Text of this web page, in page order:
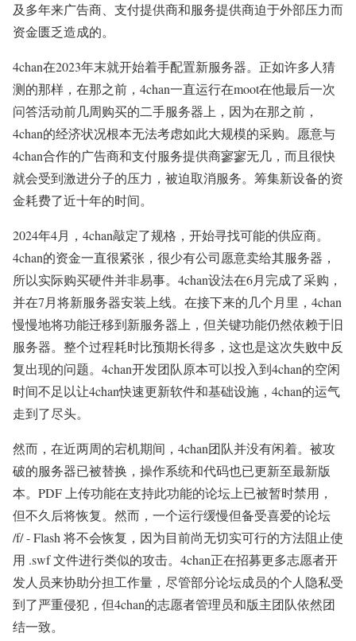
及多年来广告商、支付提供商和服务提供商迫于外部压力而
资金匮乏造成的。
4chan在2023年末就开始着手配置新服务器。正如许多人猜
测的那样，在那之前，4chan一直运行在moot在他最后一次
问答活动前几周购买的二手服务器上，因为在那之前，
4chan的经济状况根本无法考虑如此大规模的采购。愿意与
4chan合作的广告商和支付服务提供商寥寥无几，而且很快
就会受到激进分子的压力，被迫取消服务。筹集新设备的资
金耗费了近十年的时间。
2024年4月，4chan敲定了规格，开始寻找可能的供应商。
4chan的资金一直很紧张，很少有公司愿意卖给其服务器，
所以实际购买硬件并非易事。4chan设法在6月完成了采购，
并在7月将新服务器安装上线。在接下来的几个月里，4chan
慢慢地将功能迁移到新服务器上，但关键功能仍然依赖于旧
服务器。整个过程耗时比预期长得多，这也是这次失败中反
复出现的问题。4chan开发团队原本可以投入到4chan的空闲
时间不足以让4chan快速更新软件和基础设施，4chan的运气
走到了尽头。
然而，在近两周的宕机期间，4chan团队并没有闲着。被攻
破的服务器已被替换，操作系统和代码也已更新至最新版
本。PDF 上传功能在支持此功能的论坛上已被暂时禁用，
但不久后将恢复。然而，一个运行缓慢但备受喜爱的论坛
/f/ - Flash 将不会恢复，因为目前尚无切实可行的方法阻止使
用 .swf 文件进行类似的攻击。4chan正在招募更多志愿者开
发人员来协助分担工作量，尽管部分论坛成员的个人隐私受
到了严重侵犯，但4chan的志愿者管理员和版主团队依然团
结一致。